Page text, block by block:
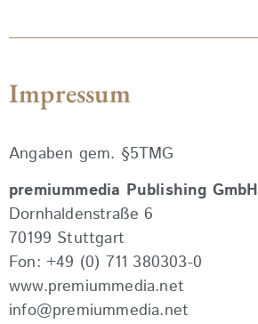
Impressum
Angaben gem. §5TMG
premiummedia Publishing GmbH
Dornhaldenstraße 6
70199 Stuttgart
Fon: +49 (0) 711 380303-0
www.premiummedia.net
info@premiummedia.net